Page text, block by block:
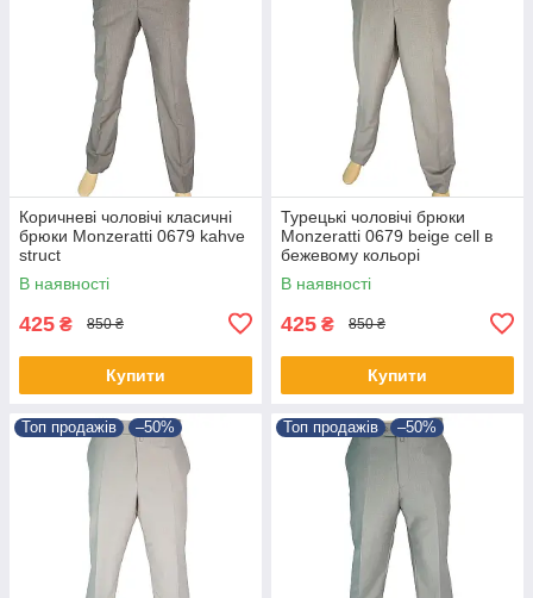
Коричневі чоловічі класичні
брюки Monzeratti 0679 kahve
struct
В наявності
425 ₴ 850 ₴
Купити
Турецькі чоловічі брюки
Monzeratti 0679 beige cell в
бежевому кольорі
В наявності
425 ₴ 850 ₴
Купити
Топ продажів –50% Топ продажів –50%